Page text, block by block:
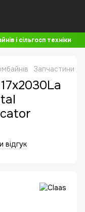
і сільгосп техніки
Запчастини
відгук